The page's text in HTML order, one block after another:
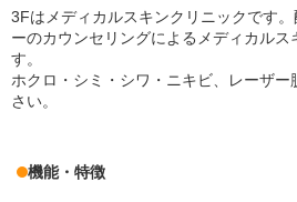
3Fはメディカルスキンクリニックです
ーのカウンセリングによるメディカルス
す。
ホクロ・シミ・シワ・ニキビ、レーザ
さい。
機能・特徴